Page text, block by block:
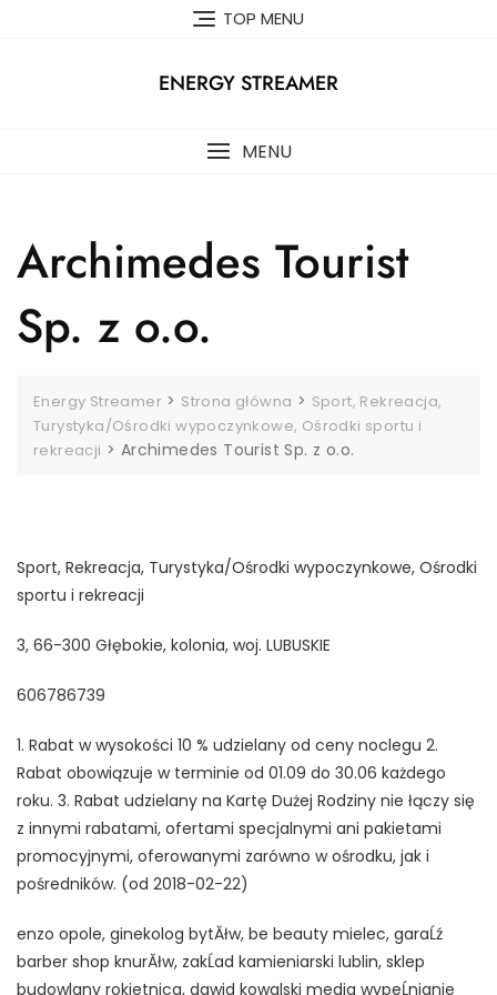
TOP MENU
ENERGY STREAMER
MENU
Archimedes Tourist
Sp. z o.o.
Energy Streamer > Strona główna > Sport, Rekreacja,
Turystyka/Ośrodki wypoczynkowe, Ośrodki sportu i
rekreacji > Archimedes Tourist Sp. z o.o.
Sport, Rekreacja, Turystyka/Ośrodki wypoczynkowe, Ośrodki
sportu i rekreacji
3, 66-300 Głębokie, kolonia, woj. LUBUSKIE
606786739
1. Rabat w wysokości 10 % udzielany od ceny noclegu 2.
Rabat obowiązuje w terminie od 01.09 do 30.06 każdego
roku. 3. Rabat udzielany na Kartę Dużej Rodziny nie łączy się
z innymi rabatami, ofertami specjalnymi ani pakietami
promocyjnymi, oferowanymi zarówno w ośrodku, jak i
pośredników. (od 2018-02-22)
enzo opole, ginekolog bytĂłw, be beauty mielec, garaĹź
barber shop knurĂłw, zakĹad kamieniarski lublin, sklep
budowlany rokietnica, dawid kowalski media wypeĹnianie